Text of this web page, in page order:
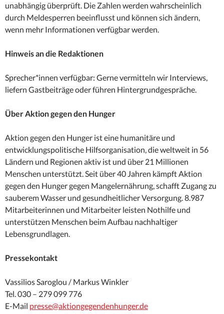
unabhängig überprüft. Die Zahlen werden wahrscheinlich
durch Meldesperren beeinflusst und können sich ändern,
wenn mehr Informationen verfügbar werden.
Hinweis an die Redaktionen
Sprecher*innen verfügbar: Gerne vermitteln wir Interviews,
liefern Gastbeiträge oder führen Hintergrundgespräche.
Über Aktion gegen den Hunger
Aktion gegen den Hunger ist eine humanitäre und
entwicklungspolitische Hilfsorganisation, die weltweit in 56
Ländern und Regionen aktiv ist und über 21 Millionen
Menschen unterstützt. Seit über 40 Jahren kämpft Aktion
gegen den Hunger gegen Mangelernährung, schafft Zugang zu
sauberem Wasser und gesundheitlicher Versorgung. 8.987
Mitarbeiterinnen und Mitarbeiter leisten Nothilfe und
unterstützen Menschen beim Aufbau nachhaltiger
Lebensgrundlagen.
Pressekontakt
Vassilios Saroglou / Markus Winkler
Tel. 030 – 279 099 776
E-Mail presse@aktiongegendenhunger.de